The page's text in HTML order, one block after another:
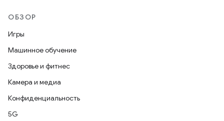
ОБЗОР
Игры
Машинное обучение
Здоровье и фитнес
Камера и медиа
Конфиденциальность
5G